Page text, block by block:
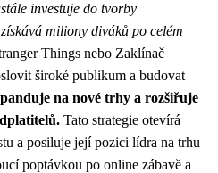
investuje do tvorby
miliony diváků po celém
Things nebo Zaklínač
široké publikum a budovat
na nové trhy a rozšiřuje
Tato strategie otevírá
a posiluje její pozici lídra na trhu
poptávkou po online zábavě a